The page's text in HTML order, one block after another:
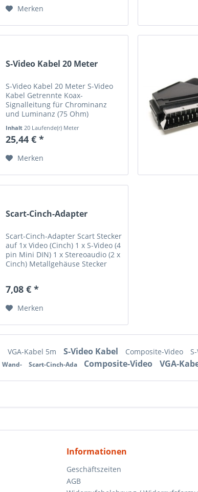
Merken
S-Video Kabel 20 Meter
S-Video Kabel 20 Meter S-Video
Kabel Getrennte Koax-
Signalleitung für Chrominanz
und Luminanz (75 Ohm)
Inhalt20 Laufende(r) Meter
(1,27 € * / 1 Laufende(r) Meter)
25,44 € *
Merken
Scart-Cinch-Adapter
Scart-Cinch-Adapter Scart Stecker
auf 1x Video (Cinch) 1 x S-Video (4
pin Mini DIN) 1 x Stereoaudio (2 x
Cinch) Metallgehäuse Stecker
7,08 € *
Merken
VGA-Kabel 5m S-Video Kabel Composite-Video
Wand- Scart-Cinch-Ada Composite-Video VGA-
Informationen
Geschäftszeiten
AGB